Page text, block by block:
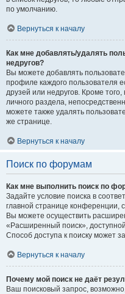
по умолчанию.
Вернуться к началу
Как мне добавлять/удалять
недругов?
Вы можете добавлять
профиле каждого пользователя
друзей или недругов. Кроме
личного раздела,
можете также удалять
же странице.
Вернуться к началу
Поиск по форумам
Как мне выполнить поиск по
Задайте условие поиска в
главной странице
Вы можете осуществить
«Расширенный поиск»,
Способ доступа к поиску может
Вернуться к началу
Почему мой поиск не даёт
Ваш поисковый запрос,